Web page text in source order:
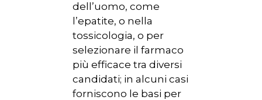
dell’uomo, come
l’epatite, o nella
tossicologia, o per
selezionare il farmaco
più efficace tra diversi
candidati; in alcuni casi
forniscono le basi per